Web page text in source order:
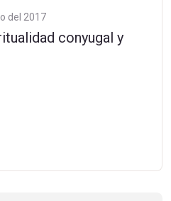
del 2017
conyugal y